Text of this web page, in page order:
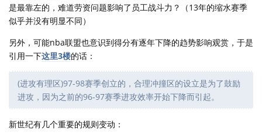
是最靠左的，难道劳资问题影响了员工战斗力？（13年的缩水赛季
似乎并没有明显不同）
另外，可能nba联盟也意识到得分有逐年下降的趋势影响观赏，于是
引用一下这里3楼的话：
(进攻有理区)97-98赛季创立的，合理冲撞区的设立是为了鼓励
进攻，因为之前的96-97赛季进攻效率开始下降而引起。
新世纪有几个重要的规则变动：